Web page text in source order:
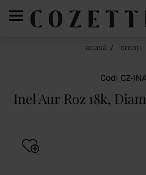
acasă creații
Cod: CZ-
Inel Aur Roz 18k,